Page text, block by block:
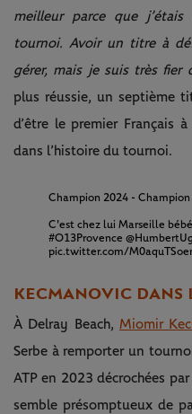
meilleur parce que
tournoi. Avoir un titre à
gérer, mais je suis très fier
plus réussie, un septième
d’être le premier Français
dans l’histoire du tournoi.
Champion 2024 - Champion
C'est chez lui Marseille
#O13Provence
pic.twitter.com/
KECMANOVIC DANS
À Delray Beach, Miomir
Serbe à remporter un
ATP en 2023 décrochées
semble présomptueux de